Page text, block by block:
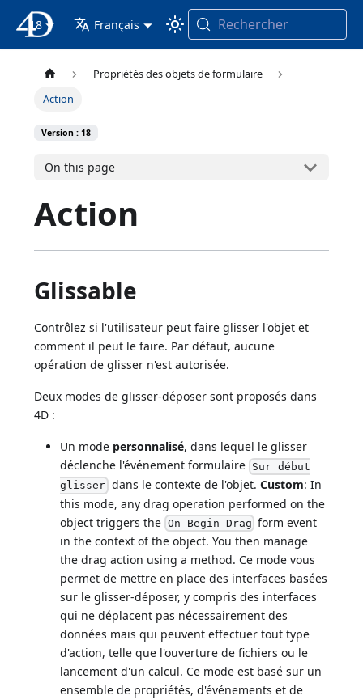
4D Documentation
18 Français Rechercher
Propriétés des objets de formulaire
Action
Version : 18
On this page
Action
Glissable
Contrôlez si l'utilisateur peut faire glisser l'objet et
comment il peut le faire. Par défaut, aucune
opération de glisser n'est autorisée.
Deux modes de glisser-déposer sont proposés dans
4D :
Un mode personnalisé, dans lequel le glisser
déclenche l'événement formulaire Sur début
glisser dans le contexte de l'objet. Custom: In
this mode, any drag operation performed on the
object triggers the On Begin Drag form event
in the context of the object. You then manage
the drag action using a method. Ce mode vous
permet de mettre en place des interfaces basées
sur le glisser-déposer, y compris des interfaces
qui ne déplacent pas nécessairement des
données mais qui peuvent effectuer tout type
d'action, telle que l'ouverture de fichiers ou le
lancement d'un calcul. Ce mode est basé sur un
ensemble de propriétés, d'événements et de